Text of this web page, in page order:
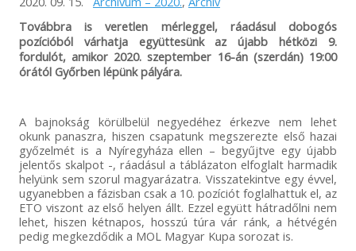
abban az esetben, ha valaki az információk hiányára
hivatkozva, bármilyen okból nem tud az adott mérkőzésre
bejutni! Előfordulhat, hogy adott esetben a vendéglátó klub
nem ad minden részletre kiterjedő tájékoztatást, így
mindenképp javasoljuk, hogy keressék fel az ellenfél
csapatának felületeit is és tájékozódjanak a bejutás
időben, megfelelő felvilágosítást kapjanak, de önhibánkon
kívül a helyszíni rendezési feltételekért NEM tudunk
felelősséget vállalni. Megértésüket és türelmüket
köszönjük!
Továbbra is veretlen mérleggel, ráadásul dobogós
pozícióból várhatja együttesünk az újabb hétközi 9.
fordulót, amikor 2020. szeptember 16-án (szerdán) 19:00
órától Győrben lépünk pályára.
A bajnokság körülbelül negyedéhez érkezve nem lehet
okunk panaszra, hiszen csapatunk megszerezte első hazai
győzelmét is a Nyíregyháza ellen – begyűjtve egy újabb
jelentős skalpot -, ráadásul a táblázaton elfoglalt harmadik
helyünk sem szorul magyarázatra. Visszatekintve egy évvel,
ugyanebben a fázisban csak a 10. pozíciót foglalhattuk el, az
ETO viszont az első helyen állt. Ezzel együtt hátradőlni nem
lehet, hiszen kétnapos, hosszú túra vár ránk, a hétvégén
pedig megkezdődik a MOL Magyar Kupa sorozat is.